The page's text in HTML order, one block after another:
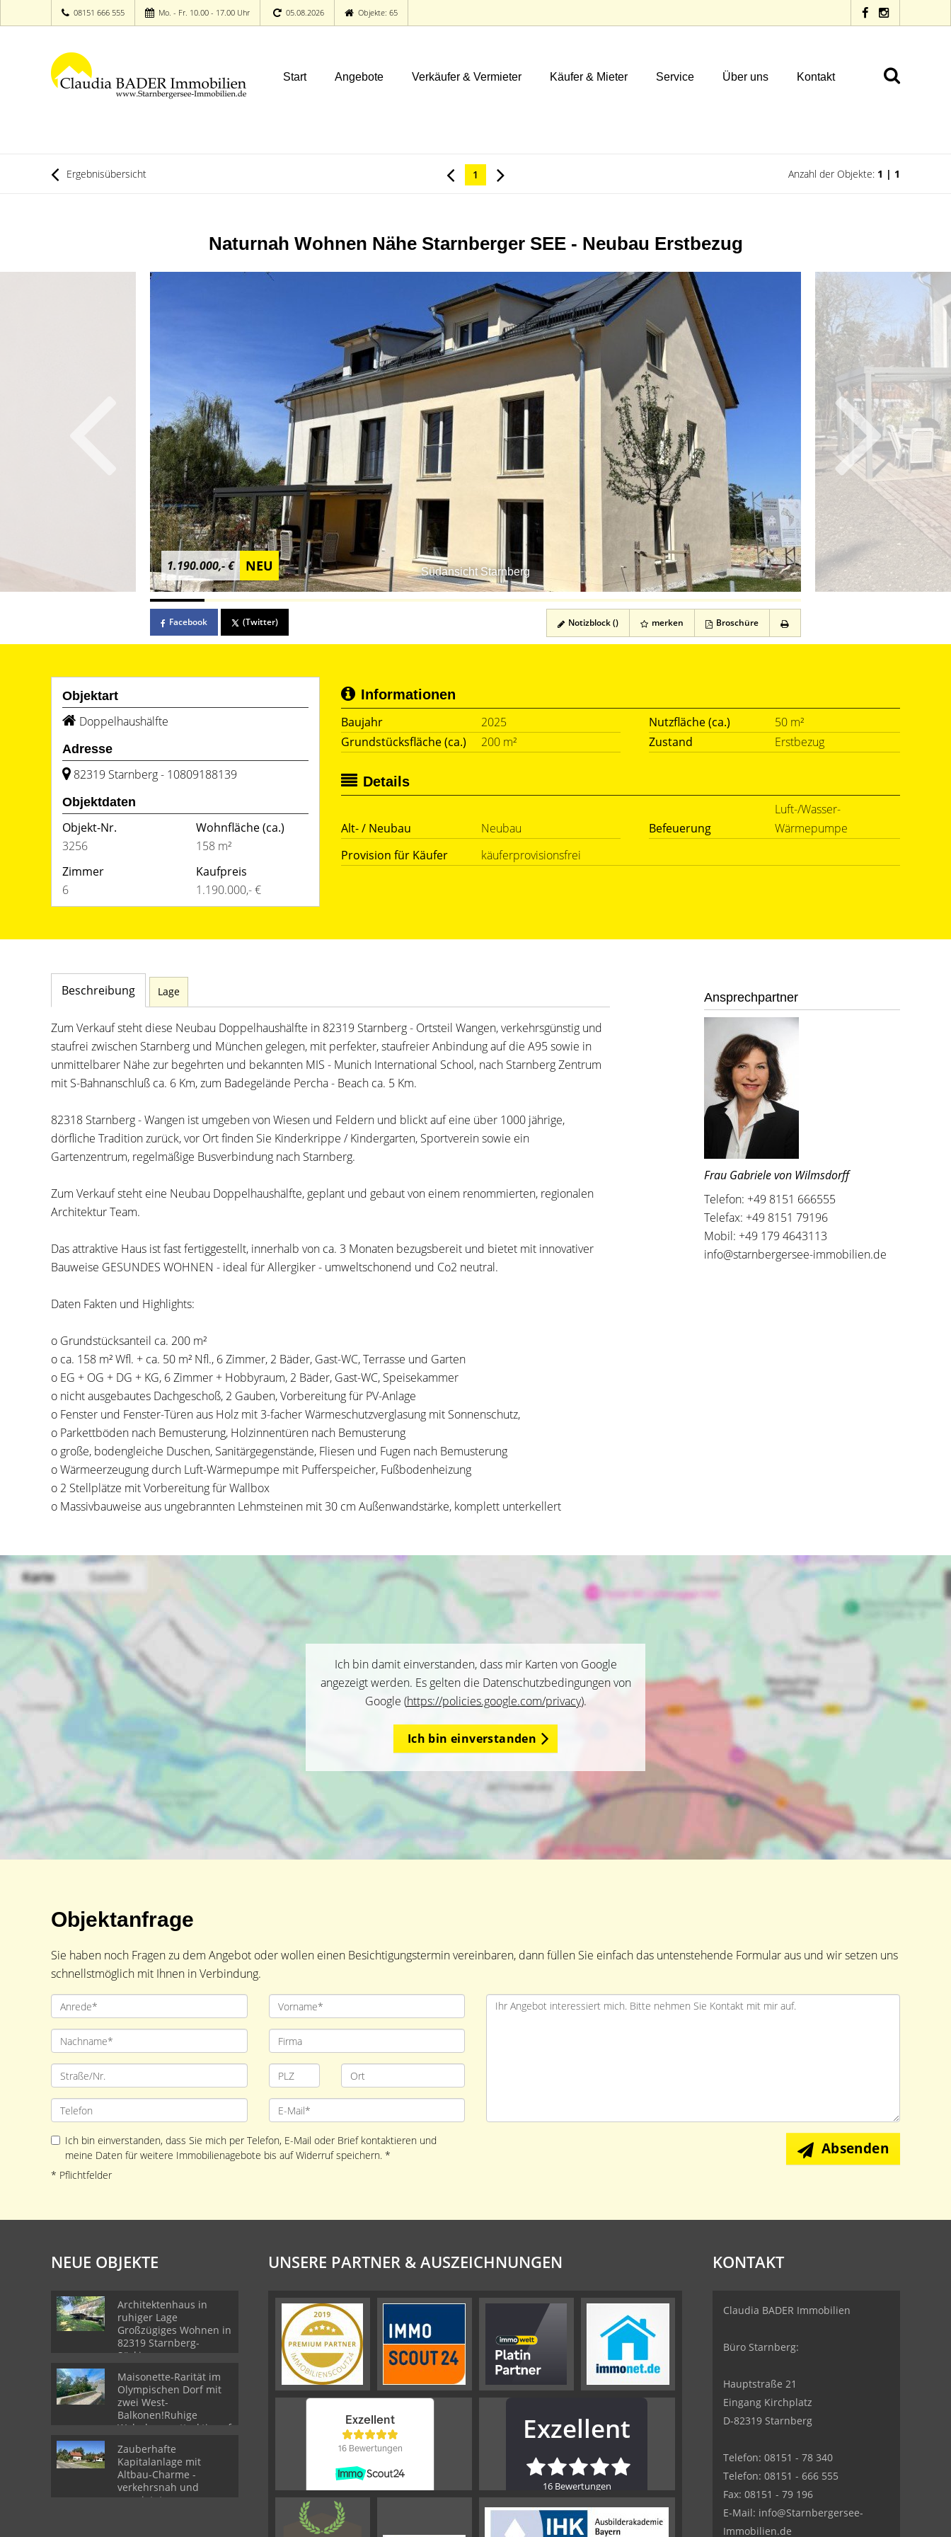
08151 666 555 Mo. - Fr. 10.00 - 17.00 Uhr 05.08.2026 Objekte: 65
Start Angebote Verkäufer & Vermieter Käufer & Mieter Service Über uns Kontakt
Ergebnisübersicht 1 Anzahl der Objekte: 1 | 1
Naturnah Wohnen Nähe Starnberger SEE - Neubau Erstbezug
Südansicht Starnberg
1.190.000,- € NEU
Facebook (Twitter) Notizblock () merken Broschüre
Objektart
Doppelhaushälfte
Adresse
82319 Starnberg - 10809188139
Objektdaten
Objekt-Nr.
3256
Wohnfläche(ca.)
158 m²
Zimmer
6
Kaufpreis
1.190.000,- €
Informationen
Baujahr
2025 Nutzfläche (ca.)
50 m²
Grundstücksfläche (ca.)
200 m² Zustand Erstbezug
Details
Alt- / Neubau Neubau Befeuerung
Luft-/Wasser-
Wärmepumpe
Provision für Käufer
käuferprovisionsfrei
Beschreibung Lage
Zum Verkauf steht diese Neubau Doppelhaushälfte in 82319 Starnberg - Ortsteil Wangen, verkehrsgünstig und
staufrei zwischen Starnberg und München gelegen, mit perfekter, staufreier Anbindung auf die A95 sowie in
unmittelbarer Nähe zur begehrten und bekannten MIS - Munich International School, nach Starnberg Zentrum
mit S-Bahnanschluß ca. 6 Km, zum Badegelände Percha - Beach ca. 5 Km.
82318 Starnberg - Wangen ist umgeben von Wiesen und Feldern und blickt auf eine über 1000 jährige,
dörfliche Tradition zurück, vor Ort finden Sie Kinderkrippe / Kindergarten, Sportverein sowie ein
Gartenzentrum, regelmäßige Busverbindung nach Starnberg.
Zum Verkauf steht eine Neubau Doppelhaushälfte, geplant und gebaut von einem renommierten, regionalen
Architektur Team.
Das attraktive Haus ist fast fertiggestellt, innerhalb von ca. 3 Monaten bezugsbereit und bietet mit innovativer
Bauweise GESUNDES WOHNEN - ideal für Allergiker - umweltschonend und Co2 neutral.
Daten Fakten und Highlights:
o Grundstücksanteil ca. 200 m²
o ca. 158 m² Wfl. + ca. 50 m² Nfl., 6 Zimmer, 2 Bäder, Gast-WC, Terrasse und Garten
o EG + OG + DG + KG, 6 Zimmer + Hobbyraum, 2 Bäder, Gast-WC, Speisekammer
o nicht ausgebautes Dachgeschoß, 2 Gauben, Vorbereitung für PV-Anlage
o Fenster und Fenster-Türen aus Holz mit 3-facher Wärmeschutzverglasung mit Sonnenschutz,
o Parkettböden nach Bemusterung, Holzinnentüren nach Bemusterung
o große, bodengleiche Duschen, Sanitärgegenstände, Fliesen und Fugen nach Bemusterung
o Wärmeerzeugung durch Luft-Wärmepumpe mit Pufferspeicher, Fußbodenheizung
o 2 Stellplätze mit Vorbereitung für Wallbox
o Massivbauweise aus ungebrannten Lehmsteinen mit 30 cm Außenwandstärke, komplett unterkellert
Ansprechpartner
Frau Gabriele von Wilmsdorff
Telefon: +49 8151 666555
Telefax: +49 8151 79196
Mobil: +49 179 4643113
info@starnbergersee-immobilien.de
Ich bin damit einverstanden, dass mir Karten von Google
angezeigt werden. Es gelten die Datenschutzbedingungen von
Google (https://policies.google.com/privacy).
Ich bin einverstanden
Objektanfrage
Sie haben noch Fragen zu dem Angebot oder wollen einen Besichtigungstermin vereinbaren, dann füllen Sie einfach das untenstehende Formular aus und wir setzen uns
schnellstmöglich mit Ihnen in Verbindung.
Ich bin einverstanden, dass Sie mich per Telefon, E-Mail oder Brief kontaktieren und
meine Daten für weitere Immobilienagebote bis auf Widerruf speichern. *
* Pflichtfelder
Absenden
NEUE OBJEKTE
Architektenhaus in
ruhiger Lage
Großzügiges Wohnen in
82319 Starnberg-
Söcking
Maisonette-Rarität im
Olympischen Dorf mit
zwei West-
Balkonen!Ruhige
Wohnlage - attraktiv auf
München
Zauberhafte
Kapitalanlage mit
Altbau-Charme -
verkehrsnah und
vermietet
UNSERE PARTNER & AUSZEICHNUNGEN KONTAKT
Claudia BADER Immobilien
Büro Starnberg:
Hauptstraße 21
Eingang Kirchplatz
D-82319 Starnberg
Telefon: 08151 - 78 340
Telefon: 08151 - 666 555
Fax: 08151 - 79 196
E-Mail: info@Starnbergersee-
Immobilien.de